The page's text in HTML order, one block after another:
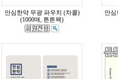
안심한약 무광 파우치 (차콜)
(1000매, 튼튼팩)
안심